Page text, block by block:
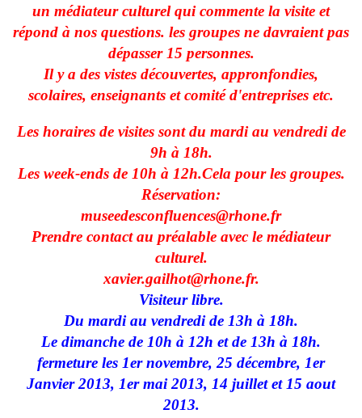
un médiateur culturel qui commente la visite et
répond à nos questions. les groupes ne davraient pas
dépasser 15 personnes.
Il y a des vistes découvertes, appronfondies,
scolaires, enseignants et comité d'entreprises etc.
Les horaires de visites sont du mardi au vendredi de
9h à 18h.
Les week-ends de 10h à 12h.Cela pour les groupes.
Réservation:
museedesconfluences@rhone.fr
Prendre contact au préalable avec le médiateur
culturel.
xavier.gailhot@rhone.fr.
Visiteur libre.
Du mardi au vendredi de 13h à 18h.
Le dimanche de 10h à 12h et de 13h à 18h.
fermeture les 1er novembre, 25 décembre, 1er
Janvier 2013, 1er mai 2013, 14 juillet et 15 aout
2013.